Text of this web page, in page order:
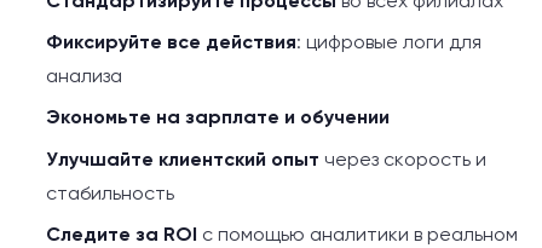
Фиксируйте все действия: цифровые логи для
анализа
Экономьте на зарплате и обучении
Улучшайте клиентский опыт через скорость и
стабильность
Следите за ROI с помощью аналитики в реальном